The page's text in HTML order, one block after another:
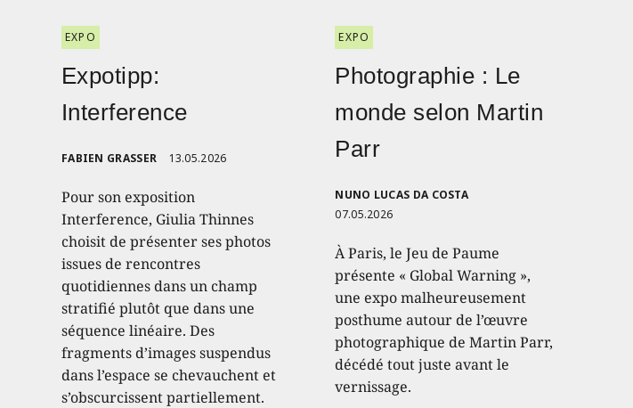
EXPO
Expotipp:
Interference
FABIEN GRASSER 13.05.2026
Pour son exposition
Interference, Giulia Thinnes
choisit de présenter ses photos
issues de rencontres
quotidiennes dans un champ
stratifié plutôt que dans une
séquence linéaire. Des
fragments d’images suspendus
dans l’espace se chevauchent et
s’obscurcissent partiellement.
EXPO
Photographie : Le
monde selon Martin
Parr
NUNO LUCAS DA COSTA
07.05.2026
À Paris, le Jeu de Paume
présente « Global Warning »,
une expo malheureusement
posthume autour de l’œuvre
photographique de Martin Parr,
décédé tout juste avant le
vernissage.